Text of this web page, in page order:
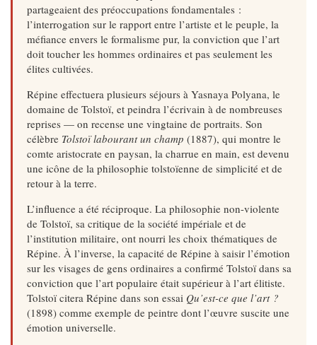
partageaient des préoccupations fondamentales :
l’interrogation sur le rapport entre l’artiste et le peuple, la
méfiance envers le formalisme pur, la conviction que l’art
doit toucher les hommes ordinaires et pas seulement les
élites cultivées.
Répine effectuera plusieurs séjours à Yasnaya Polyana, le
domaine de Tolstoï, et peindra l’écrivain à de nombreuses
reprises — on recense une vingtaine de portraits. Son
célèbre Tolstoï labourant un champ (1887), qui montre le
comte aristocrate en paysan, la charrue en main, est devenu
une icône de la philosophie tolstoïenne de simplicité et de
retour à la terre.
L’influence a été réciproque. La philosophie non-violente
de Tolstoï, sa critique de la société impériale et de
l’institution militaire, ont nourri les choix thématiques de
Répine. À l’inverse, la capacité de Répine à saisir l’émotion
sur les visages de gens ordinaires a confirmé Tolstoï dans sa
conviction que l’art populaire était supérieur à l’art élitiste.
Tolstoï citera Répine dans son essai Qu’est-ce que l’art ?
(1898) comme exemple de peintre dont l’œuvre suscite une
émotion universelle.